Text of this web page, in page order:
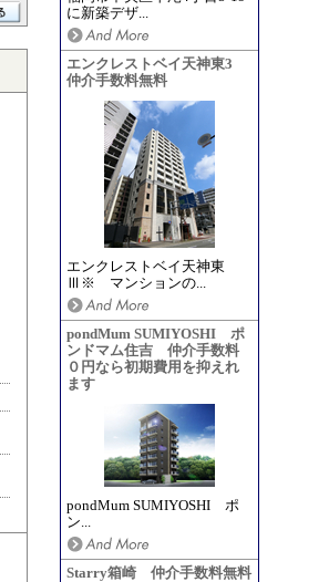
に新築デザ...
エンクレストベイ天神東3
仲介手数料無料
エンクレストベイ天神東
Ⅲ※ マンションの...
pondMum SUMIYOSHI ポ
ンドマム住吉 仲介手数料
０円なら初期費用を抑えれ
ます
pondMum SUMIYOSHI ポ
ン...
Starry箱崎 仲介手数料無料